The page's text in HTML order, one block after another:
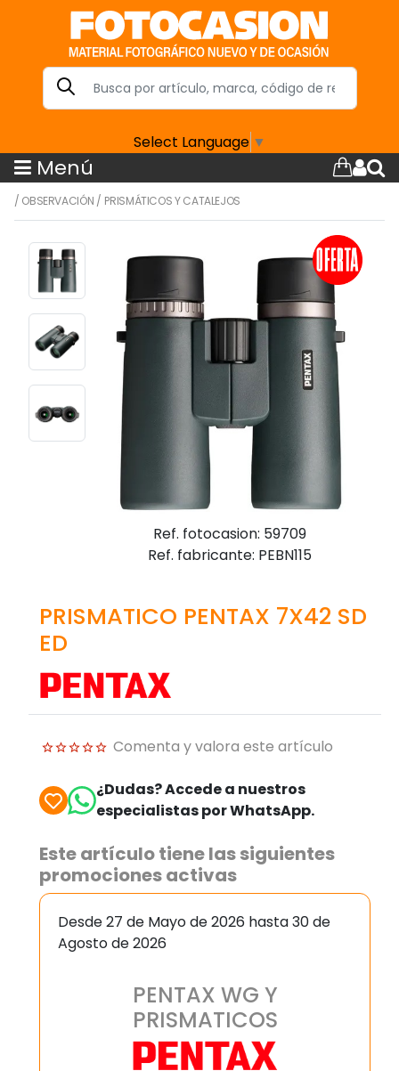
Select Language ▼
Menú
/ OBSERVACIÓN / PRISMÁTICOS Y CATALEJOS
Ref. fotocasion: 59709
Ref. fabricante: PEBN115
PRISMATICO PENTAX 7X42 SD
ED
Comenta y valora este artículo
¿Dudas? Accede a nuestros
especialistas por WhatsApp.
Este artículo tiene las siguientes
promociones activas
Desde 27 de Mayo de 2026 hasta 30 de
Agosto de 2026
PENTAX WG Y
PRISMATICOS